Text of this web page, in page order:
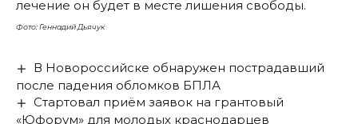
лечение он будет в месте лишения свободы.
Фото: Геннадий Дьячук
В Новороссийске обнаружен пострадавший
после падения обломков БПЛА
Стартовал приём заявок на грантовый
«Юфорум» для молодых краснодарцев